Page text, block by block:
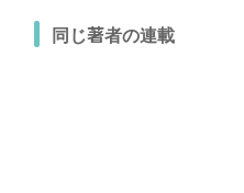
同じ著者の連載